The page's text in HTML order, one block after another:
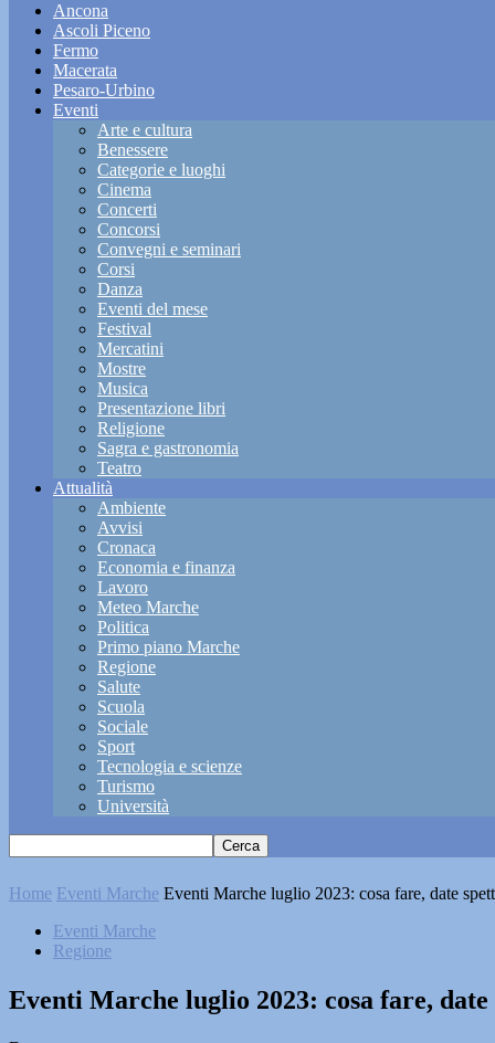
Ancona
Ascoli Piceno
Fermo
Macerata
Pesaro-Urbino
Eventi
Arte e cultura
Benessere
Categorie e luoghi
Cinema
Concerti
Concorsi
Convegni e seminari
Corsi
Danza
Eventi del mese
Festival
Mercatini
Mostre
Musica
Presentazione libri
Religione
Sagra e gastronomia
Teatro
Attualità
Ambiente
Avvisi
Cronaca
Economia e finanza
Lavoro
Meteo Marche
Politica
Primo piano Marche
Regione
Salute
Scuola
Sociale
Sport
Tecnologia e scienze
Turismo
Università
Home Eventi Marche Eventi Marche luglio 2023: cosa fare, date
Eventi Marche
Regione
Eventi Marche luglio 2023: cosa fare, date